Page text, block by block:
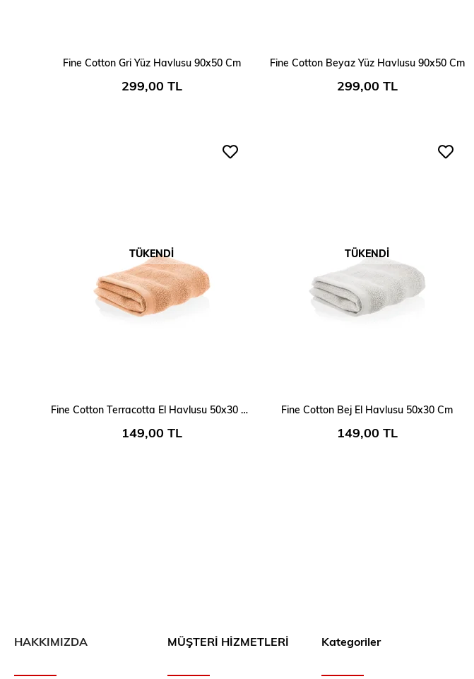
SEPETE EKLE
Fine Cotton Gri Yüz Havlusu 90x50 Cm
299,00 TL
SEPETE EKLE
Fine Cotton Beyaz Yüz Havlusu 90x50 Cm
299,00 TL
TÜKENDI
Fine Cotton Terracotta El Havlusu 50x30 Cm
149,00 TL
TÜKENDI
Fine Cotton Bej El Havlusu 50x30 Cm
149,00 TL
HAKKIMIZDA MÜŞTERİ HİZMETLERİ Kategoriler